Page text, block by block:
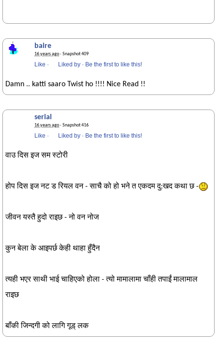
baire
16 years ago· Snapshot 409
Like · Liked by · Be the first to like this!
Damn .. katti saaro Twist ho !!!! Nice Read !!
serial
16 years ago· Snapshot 416
Like · Liked by · Be the first to like this!
वाउ दिस इज सम स्टोरी
होप दिस इज नट ड रियल वन - साचै को हो भने त एकदम दु:खद कथा छ -
जीवन यस्तै हुदो राइछ - नो वन नोज
कुन बेला के आइपर्छ केही थाहा हुँदैन
त्यही भएर साथी भाई चाहिएको होला - त्यो मामालामा चाँही तपाईं मालामाल
राइछ
बाँकी जिन्दगी को लागि गूड् लक